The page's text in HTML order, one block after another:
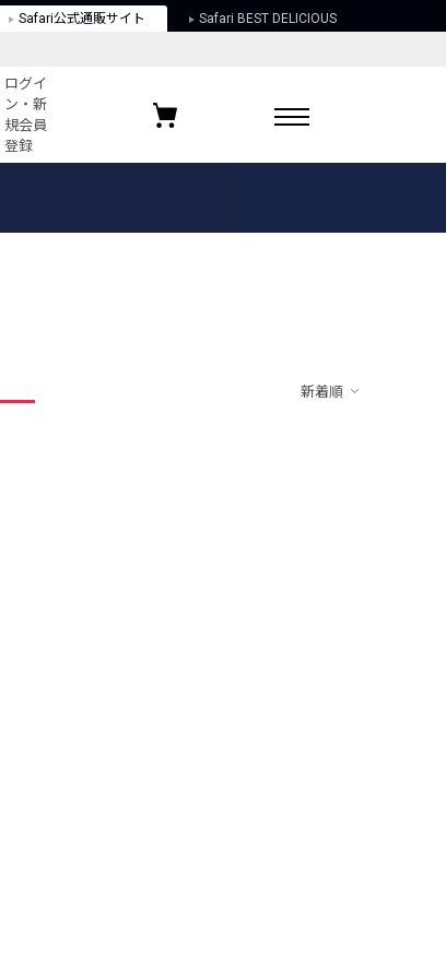
Safari公式通販サイト Safari BEST DELICIOUS
ログイ
ン・新
規会員
登録
お気に入りブランド
新着順